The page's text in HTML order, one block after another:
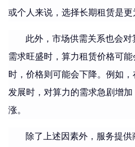
或个人来说，选择长期租赁是更
此外，市场供需关系也会
需求旺盛时，算力租赁价格可
时，价格则可能会下降。例如，
发展时，对算力的需求急剧增
涨。
除了上述因素外，服务提